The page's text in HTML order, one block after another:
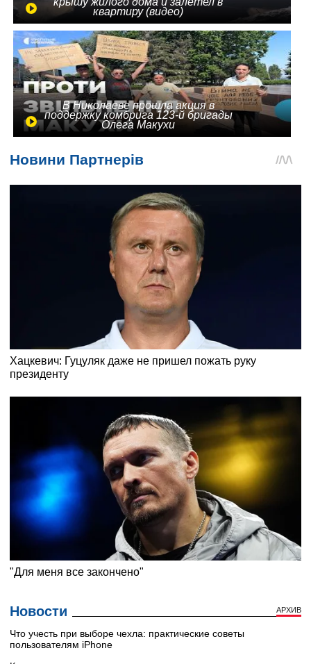
квартиру (видео)
В Николаеве прошла акция в
поддержку комбрига 123-й бригады
Олега Макухи
Новости АРХИВ
Что учесть при выборе чехла: практические советы
пользователям iPhone